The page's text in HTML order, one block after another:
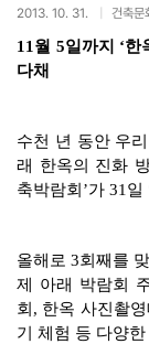
2013. 10. 31. 건축문
11월 5일까지 ‘
다채
수천 년 동안 우
래 한옥의 진화
축박람회’가 31
올해로 3회째를
제 아래 박람회
회, 한옥 사진촬
기 체험 등 다양